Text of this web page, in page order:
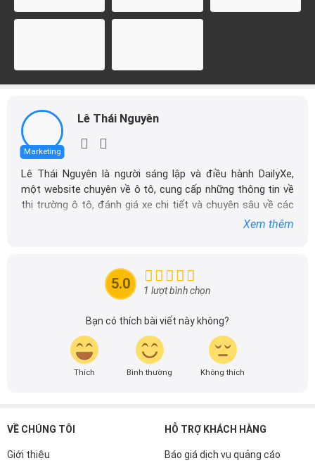
Marketing
Lê Thái Nguyên
Lê Thái Nguyên là người sáng lập và điều hành DailyXe,
một website chuyên về ô tô, cung cấp những thông tin về
thị trường ô tô, đánh giá xe chi tiết và chuyên sâu về các
đầu cho những người yêu thích ô tô tại Việt Nam. Hãy
theo dõi tôi để cập nhật thông tin về thị trường ô tô
Xem thêm
5.0 1 lượt bình chọn
Bạn có thích bài viết này không?
Thích Bình thường Không thích
VỀ CHÚNG TÔI
Giới thiệu
HỖ TRỢ KHÁCH HÀNG
Báo giá dịch vụ quảng cáo